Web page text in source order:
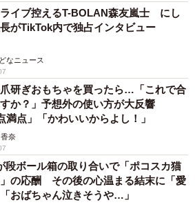
で生活をされていたようです。お
り、お姉さまも就職で家を出て、常
一人で暮らしておられたので、お
どの異変に気づかれることもな
見に至りました。
は無事新しい仕事もスタートされ
ていない部分はあるけれども、前
かないですね」とお話されていまし
イブ控えるT-BOLAN森友嵐士 にし
がTikTok内で独占インタビュー
なニュース
研ぎおもちゃを買ったら…「これで合
か？」予想外の使い方が大反響
満点」「かわいいからよし！」
奈
段ボール箱の取り合いで「ポコスカ猫
の応酬 その後の心温まる結末に「愛
おばちゃん泣きそうや…」